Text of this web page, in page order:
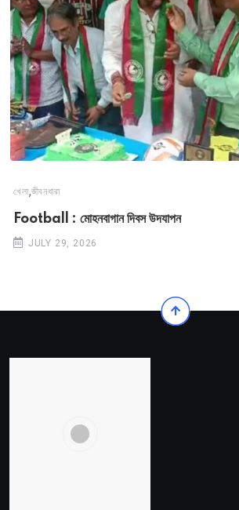
খেলা,জীবনধারা
Football : মোহনবাগান দিবস উদযাপন
JULY 29, 2026